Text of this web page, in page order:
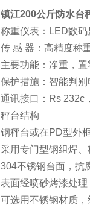
镇江200公斤防水台
称重仪表：LED数
传 感 器：高精度称
主要功能：净重，
保护措施：智能判
通讯接口：Rs 232c
秤台结构
钢秤台或在PD型外
采用专门型钢组焊
304不锈钢台面，抗
表面经喷砂烤漆处
可选用不锈钢材质